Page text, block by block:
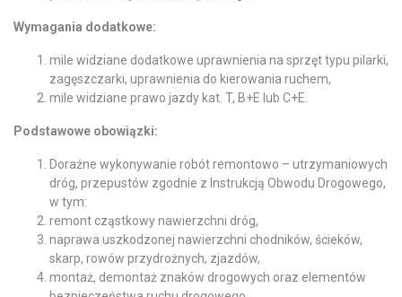
Wymagania dodatkowe:
mile widziane dodatkowe uprawnienia na sprzęt typu pilarki,
zagęszczarki, uprawnienia do kierowania ruchem,
mile widziane prawo jazdy kat. T, B+E lub C+E.
Podstawowe obowiązki:
Doraźne wykonywanie robót remontowo – utrzymaniowych
dróg, przepustów zgodnie z Instrukcją Obwodu Drogowego,
w tym:
remont cząstkowy nawierzchni dróg,
naprawa uszkodzonej nawierzchni chodników, ścieków,
skarp, rowów przydrożnych, zjazdów,
montaż, demontaż znaków drogowych oraz elementów